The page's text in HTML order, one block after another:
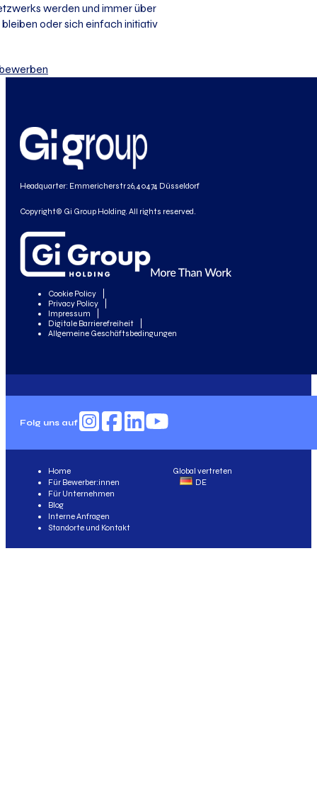
werden und immer über
oder sich einfach initiativ
Headquarter: Emmericherstr 26, 40474 Düsseldorf
Copyright© Gi Group Holding. All rights reserved.
Cookie Policy
Privacy Policy
Impressum
Digitale Barrierefreiheit
Allgemeine Geschäftsbedingungen
Folg uns auf
Global vertreten
DE
Home
Für Bewerber:innen
Für Unternehmen
Blog
Interne Anfragen
Standorte und Kontakt